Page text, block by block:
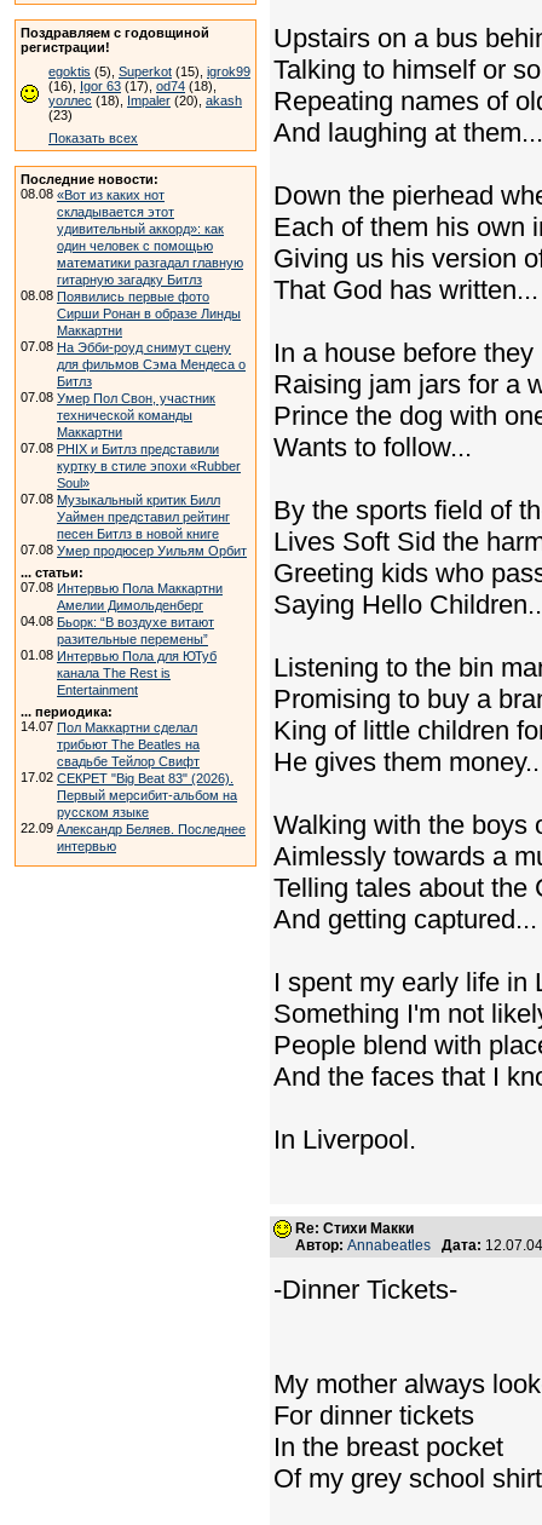
Поздравляем с годовщиной
регистрации!
egoktis (5), Superkot (15), igrok99
(16), Igor 63 (17), od74 (18),
уоллес (18), Impaler (20), akash
(23)
Показать всех
Последние новости:
08.08 «Вот из каких нот
складывается этот
удивительный аккорд»: как
один человек с помощью
математики разгадал главную
гитарную загадку Битлз
08.08 Появились первые фото
Сирши Ронан в образе Линды
Маккартни
07.08 На Эбби-роуд снимут сцену
для фильмов Сэма Мендеса о
Битлз
07.08 Умер Пол Свон, участник
технической команды
Маккартни
07.08 PHIX и Битлз представили
куртку в стиле эпохи «Rubber
Soul»
07.08 Музыкальный критик Билл
Уаймен представил рейтинг
песен Битлз в новой книге
07.08 Умер продюсер Уильям Орбит
... статьи:
07.08 Интервью Пола Маккартни
Амелии Димольденберг
04.08 Бьорк: “В воздухе витают
разительные перемены”
01.08 Интервью Пола для ЮТуб
канала The Rest is
Entertainment
... периодика:
14.07 Пол Маккартни сделал
трибьют The Beatles на
свадьбе Тейлор Свифт
17.02 СЕКРЕТ "Big Beat 83" (2026).
Первый мерсибит-альбом на
русском языке
22.09 Александр Беляев. Последнее
интервью
Upstairs on a bus
Talking to himself or
Repeating names of
And laughing at them...
Down the pierhead
Each of them his own
Giving us his version
That God has written...
In a house before
Raising jam jars for a
Prince the dog with
Wants to follow...
By the sports field of
Lives Soft Sid the
Greeting kids who
Saying Hello
Listening to the bin
Promising to buy a
King of little children
He gives them
Walking with the boys
Aimlessly towards a
Telling tales about the
And getting captured...
I spent my early life in
Something I'm not
People blend with
And the faces that I
In Liverpool.
Re: Стихи Макки
Автор: Annabeatles Дата:
-Dinner Tickets-
My mother always
For dinner tickets
In the breast pocket
Of my grey school